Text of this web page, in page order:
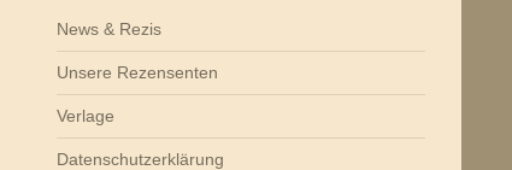
News & Rezis
Unsere Rezensenten
Verlage
Datenschutzerklärung